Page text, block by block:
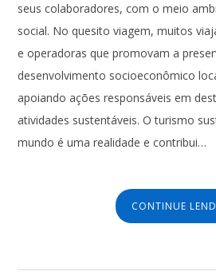
seus colaboradores, com o meio
social. No quesito viagem, muitos
e operadoras que promovam a
desenvolvimento socioeconômico
apoiando ações responsáveis em
atividades sustentáveis. O turismo
mundo é uma realidade e contribui…
CONTINUE